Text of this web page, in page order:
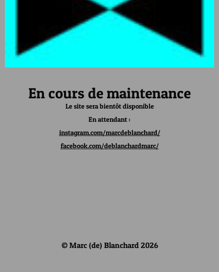
En cours de maintenance
Le site sera bientôt disponible
En attendant :
instagram.com/marcdeblanchard/
facebook.com/deblanchardmarc/
© Marc (de) Blanchard 2026